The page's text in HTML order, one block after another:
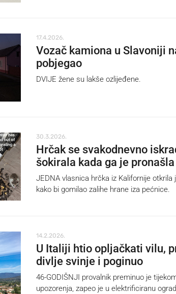
17.4.2026.
Vozač kamiona u Slavoniji
pobjegao
DVIJE žene su lakše ozlijeđene.
30.3.2026.
Hrčak se svakodnevno
šokirala kada ga je pronašla
JEDNA vlasnica hrčka iz Kalifornije
kako bi gomilao zalihe hrane iza pećnice.
14.2.2026.
U Italiji htio opljačkati vilu,
divlje svinje i poginuo
46-GODIŠNJI provalnik preminuo je
upozorenja, zapeo je u elektrificiranu